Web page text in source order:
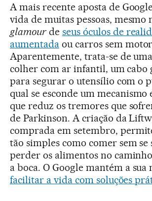
A mais recente aposta de
vida de muitas pessoas, mesmo
glamourde seus óculos de
aumentadaou carros sem
Aparentemente, trata-se de
colher com ar infantil, um cabo
para segurar o utensílio com o
qual se esconde um mecanismo
que reduz os tremores que
de Parkinson. A criação da
comprada em setembro,
tão simples como comer sem se
perder os alimentos no
a boca. O Google mantém a sua
facilitar a vida com soluções